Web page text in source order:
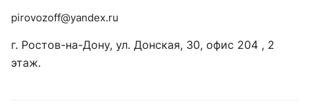
pirovozoff@yandex.ru
г. Ростов-на-Дону, ул. Донская, 30, офис 204 , 2
этаж.